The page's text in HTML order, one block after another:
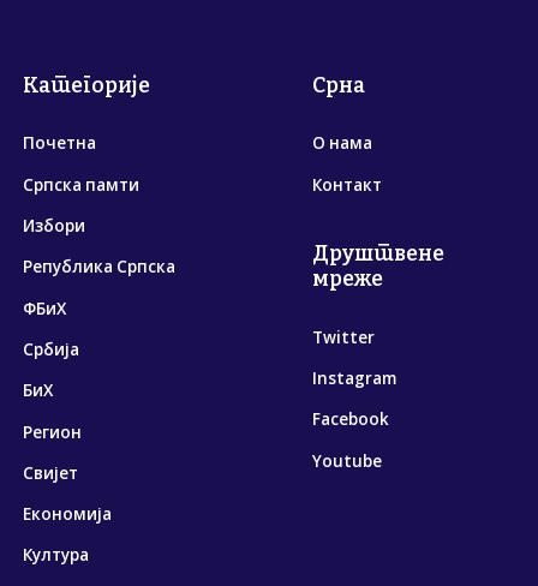
Категорије
Почетна
Српска памти
Избори
Република Српска
ФБиХ
Србија
БиХ
Регион
Свијет
Економија
Култура
Срна
О нама
Контакт
Друштвене
мреже
Twitter
Instagram
Facebook
Youtube